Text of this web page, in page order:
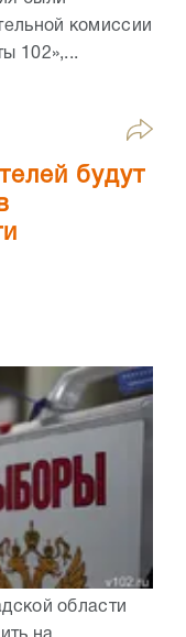
комиссии
102»,...
будут
области